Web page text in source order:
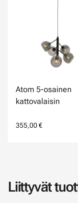
Atom 5-osainen
kattovalaisin
355,00 €
Liittyvät